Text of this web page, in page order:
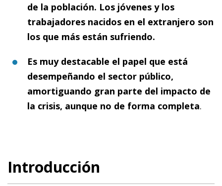
de la población. Los jóvenes y los
trabajadores nacidos en el extranjero son
los que más están sufriendo.
Es muy destacable el papel que está
desempeñando el sector público,
amortiguando gran parte del impacto de
la crisis, aunque no de forma completa.
Introducción